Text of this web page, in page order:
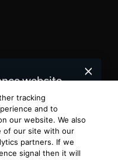
website.
States
website.
UNITED STATES
tracking
and to
our website. We also
of our site with our
partners. If we
signal then it will